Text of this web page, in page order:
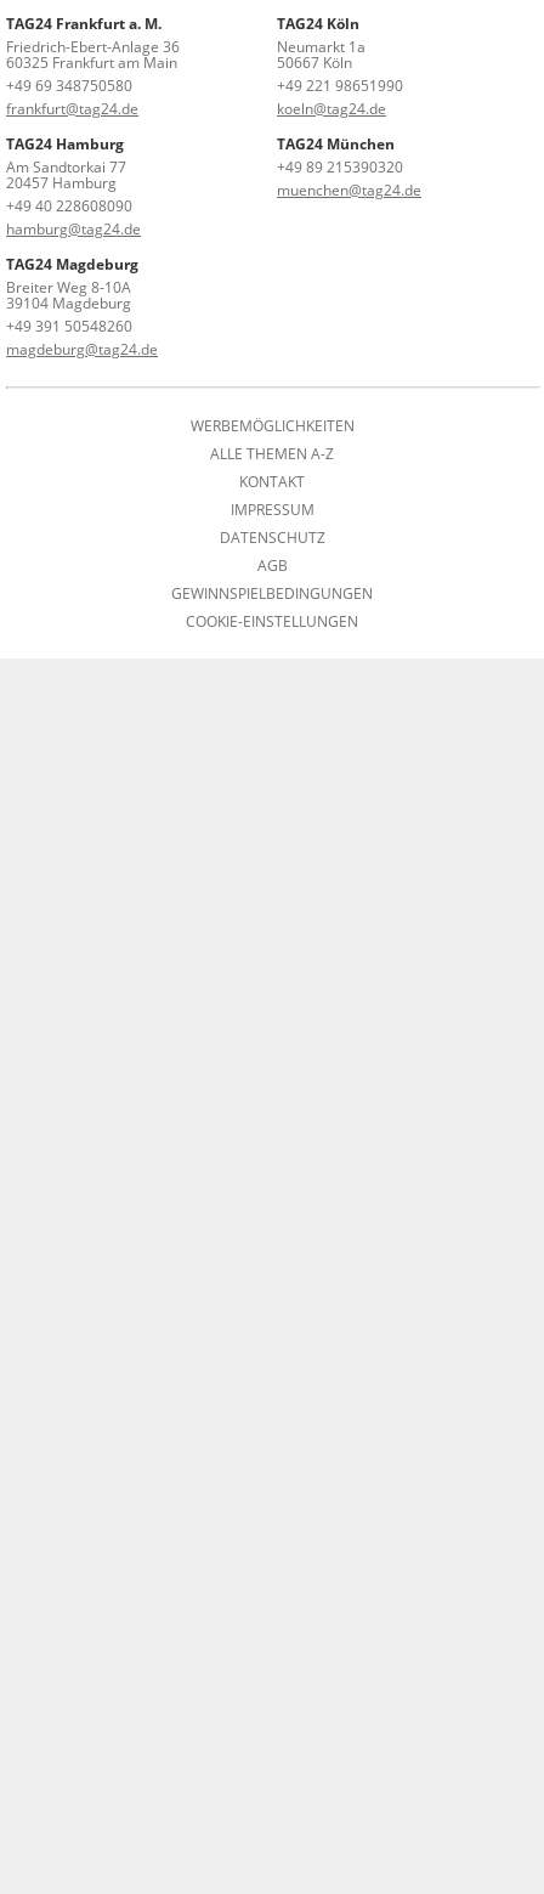
TAG24 Frankfurt a. M.
Friedrich-Ebert-Anlage 36
60325 Frankfurt am Main
+49 69 348750580
frankfurt@tag24.de
TAG24 Köln
Neumarkt 1a
50667 Köln
+49 221 98651990
koeln@tag24.de
TAG24 Hamburg
Am Sandtorkai 77
20457 Hamburg
+49 40 228608090
hamburg@tag24.de
TAG24 München
+49 89 215390320
muenchen@tag24.de
TAG24 Magdeburg
Breiter Weg 8-10A
39104 Magdeburg
+49 391 50548260
magdeburg@tag24.de
WERBEMÖGLICHKEITEN
ALLE THEMEN A-Z
KONTAKT
IMPRESSUM
DATENSCHUTZ
AGB
GEWINNSPIELBEDINGUNGEN
COOKIE-EINSTELLUNGEN